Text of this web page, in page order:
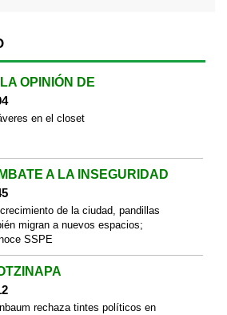
OPINIÓN DE
en el closet
A LA INSEGURIDAD
de la ciudad, pandillas
migran a nuevos espacios;
SSPE
rechaza tintes políticos en